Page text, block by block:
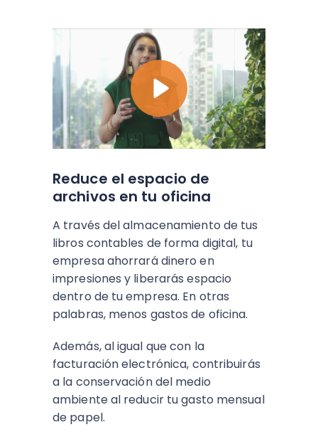
Reduce el espacio de
archivos en tu oficina
A través del almacenamiento de tus
libros contables de forma digital, tu
empresa ahorrará dinero en
impresiones y liberarás espacio
dentro de tu empresa. En otras
palabras, menos gastos de oficina.
Además, al igual que con la
facturación electrónica, contribuirás
a la conservación del medio
ambiente al reducir tu gasto mensual
de papel.